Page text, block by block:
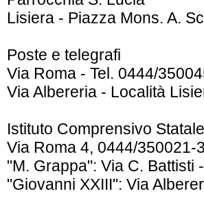
Lisiera - Piazza Mons. A.
Poste e telegrafi
Via Roma - Tel. 0444/
Via Albereria - Località
Istituto Comprensivo
Via Roma 4, 0444/350021-
"M. Grappa": Via C. Battisti
"Giovanni XXIII": Via